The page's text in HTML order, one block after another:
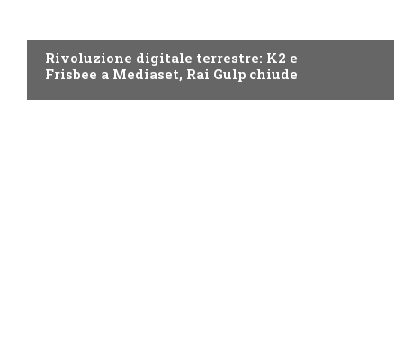
Rivoluzione digitale terrestre: K2 e
Frisbee a Mediaset, Rai Gulp chiude